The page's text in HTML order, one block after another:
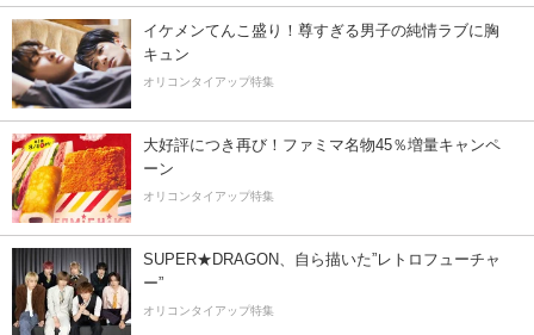
イケメンてんこ盛り！尊すぎる男子の純情ラブに胸
キュン
オリコンタイアップ特集
大好評につき再び！ファミマ名物45％増量キャンペ
ーン
オリコンタイアップ特集
SUPER★DRAGON、自ら描いた”レトロフューチャ
ー”
オリコンタイアップ特集